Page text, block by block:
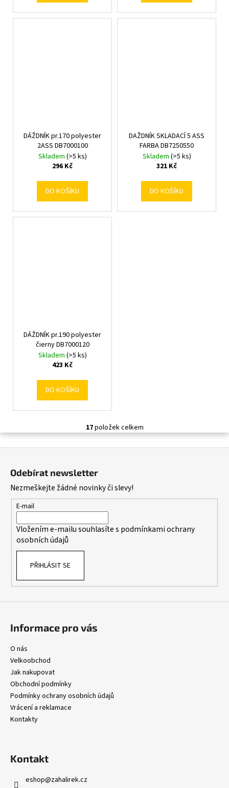
DÁŽDNÍK pr.170 polyester
2ASS DB7000100
Skladem (>5 ks)
296 Kč
DO KOŠÍKU
DAŽDNÍK SKLADACÍ 5 ASS
FARBA DB7250550
Skladem (>5 ks)
321 Kč
DO KOŠÍKU
DÁŽDNÍK pr.190 polyester
čierny DB7000120
Skladem (>5 ks)
423 Kč
DO KOŠÍKU
O
a
c
r
ý
p
17položek celkem
Odebírat newsletter
Nezmeškejte žádné novinky či slevy!
E-mail
Vložením e-mailu souhlasíte s podmínkami ochrany
osobních údajů
PŘIHLÁSIT SE
Informace pro vás
O nás
Velkoobchod
Jak nakupovat
Obchodní podmínky
Podmínky ochrany osobních údajů
Vrácení a reklamace
Kontakty
Kontakt
eshop@zahalirek.cz